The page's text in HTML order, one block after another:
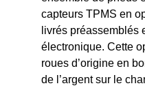
capteurs TPMS en
livrés préassemblés
électronique. Cette
roues d’origine en
de l’argent sur le